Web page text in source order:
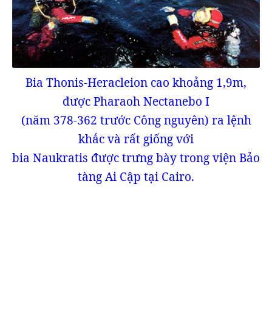
Bia Thonis-Heracleion cao khoảng 1,9m,
được Pharaoh Nectanebo I
(năm 378-362 trước Công nguyên) ra lệnh
khắc và rất giống với
bia Naukratis được trưng bày trong viện Bảo
tàng Ai Cập tại Cairo.